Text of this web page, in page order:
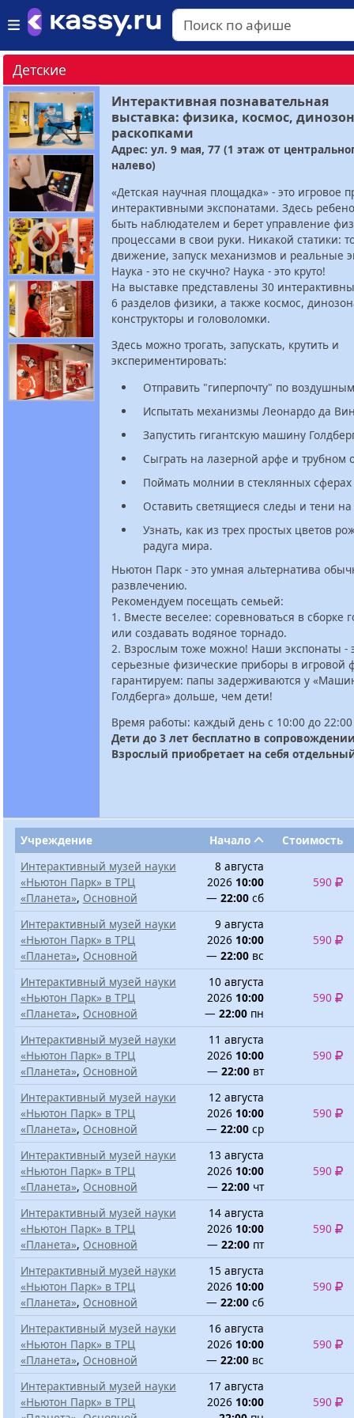
Детские
Интерактивная познавательная
выставка: физика, космос,
раскопками
Адрес: ул. 9 мая, 77 (1 этаж от
налево)
«Детская научная площадка» - это игровое
интерактивными экспонатами. Здесь
быть наблюдателем и берет управление
процессами в свои руки. Никакой статики:
движение, запуск механизмов и реальные
Наука - это не скучно? Наука - это круто!
На выставке представлены 30
6 разделов физики, а также космос,
конструкторы и головоломки.
Здесь можно трогать, запускать, крутить и
экспериментировать:
Отправить "гиперпочту" по
Испытать механизмы Леонардо да
Запустить гигантскую машину
Сыграть на лазерной арфе и трубном
Поймать молнии в стеклянных сферах
Оставить светящиеся следы и тени на
Узнать, как из трех простых цветов
радуга мира.
Ньютон Парк - это умная альтернатива
развлечению.
Рекомендуем посещать семьей:
1. Вместе веселее: соревноваться в сборке
или создавать водяное торнадо.
2. Взрослым тоже можно! Наши экспонаты -
серьезные физические приборы в
гарантируем: папы задерживаются у
Голдберга» дольше, чем дети!
Время работы: каждый день с 10:00 до 22:00
Дети до 3 лет бесплатно в
Взрослый приобретает на себя
Учреждение Начало
Стоимость
Интерактивный музей науки
«Ньютон Парк» в ТРЦ
«Планета», Основной
8 августа
2026 10:00
—22:00 сб
590
Интерактивный музей науки
«Ньютон Парк» в ТРЦ
«Планета», Основной
9 августа
2026 10:00
—22:00 вс
590
Интерактивный музей науки
«Ньютон Парк» в ТРЦ
«Планета», Основной
10 августа
2026 10:00
—22:00 пн
590
Интерактивный музей науки
«Ньютон Парк» в ТРЦ
«Планета», Основной
11 августа
2026 10:00
—22:00 вт
590
Интерактивный музей науки
«Ньютон Парк» в ТРЦ
«Планета», Основной
12 августа
2026 10:00
—22:00 ср
590
Интерактивный музей науки
«Ньютон Парк» в ТРЦ
«Планета», Основной
13 августа
2026 10:00
—22:00 чт
590
Интерактивный музей науки
«Ньютон Парк» в ТРЦ
«Планета», Основной
14 августа
2026 10:00
—22:00 пт
590
Интерактивный музей науки
«Ньютон Парк» в ТРЦ
«Планета», Основной
15 августа
2026 10:00
—22:00 сб
590
Интерактивный музей науки
«Ньютон Парк» в ТРЦ
«Планета», Основной
16 августа
2026 10:00
—22:00 вс
590
Интерактивный музей науки
«Ньютон Парк» в ТРЦ
17 августа
2026 10:00
590